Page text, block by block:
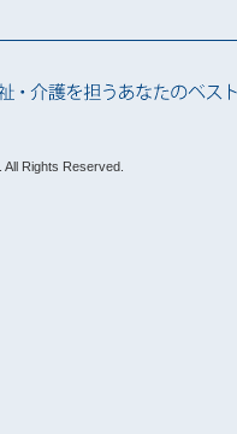
All Rights Reserved.